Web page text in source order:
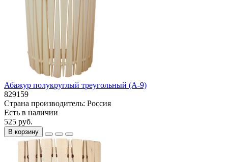
Абажур полукруглый треугольный (А-9)
829159
Страна производитель: Россия
Есть в наличии
525 руб.
В корзину